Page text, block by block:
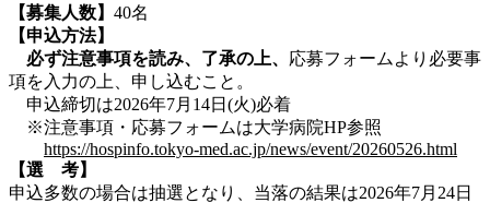
【募集人数】 40名
【申込方法】
必ず注意事項を読み、了承の上、 応募フォームより必要事
項を入力の上、申し込むこと。
申込締切は2026年7月14日(火)必着
※注意事項・応募フォームは大学病院HP参照
https://hospinfo.tokyo-med.ac.jp/news/event/20260526.html
【選 考】
申込多数の場合は抽選となり、当落の結果は2026年7月24日